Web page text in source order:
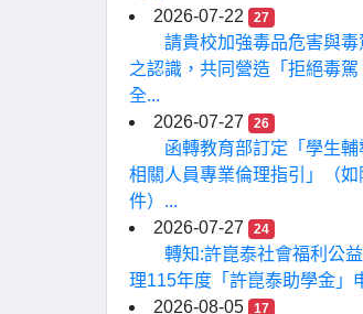
2026-07-22
27
請貴校加強毒品危害與毒
之認識，共同營造「拒絕毒駕
全...
2026-07-27
26
函轉教育部訂定「學生輔
相關人員專業倫理指引」（如
件）...
2026-07-27
24
轉知:許崑泰社會福利公
理115年度「許崑泰助學金」
2026-08-05
17